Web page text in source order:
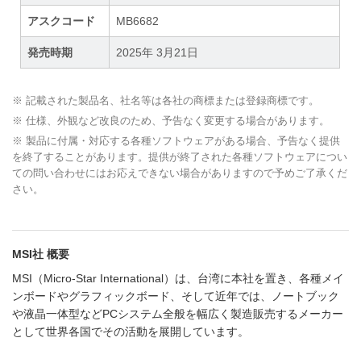
アスクコード MB6682
発売時期 2025年 3月21日
※ 記載された製品名、社名等は各社の商標または登録商標です。
※ 仕様、外観など改良のため、予告なく変更する場合があります。
※ 製品に付属・対応する各種ソフトウェアがある場合、予告なく提供
を終了することがあります。提供が終了された各種ソフトウェアについ
ての問い合わせにはお応えできない場合がありますので予めご了承くだ
さい。
MSI社 概要
MSI（Micro-Star International）は、台湾に本社を置き、各種メイ
ンボードやグラフィックボード、そして近年では、ノートブック
や液晶一体型などPCシステム全般を幅広く製造販売するメーカー
として世界各国でその活動を展開しています。